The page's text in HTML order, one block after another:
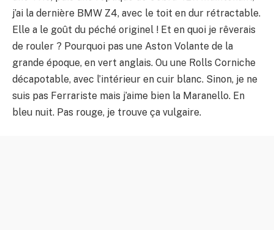
j’ai la dernière BMW Z4, avec le toit en dur rétractable.
Elle a le goût du péché originel ! Et en quoi je rêverais
de rouler ? Pourquoi pas une Aston Volante de la
grande époque, en vert anglais. Ou une Rolls Corniche
décapotable, avec l’intérieur en cuir blanc. Sinon, je ne
suis pas Ferrariste mais j’aime bien la Maranello. En
bleu nuit. Pas rouge, je trouve ça vulgaire.